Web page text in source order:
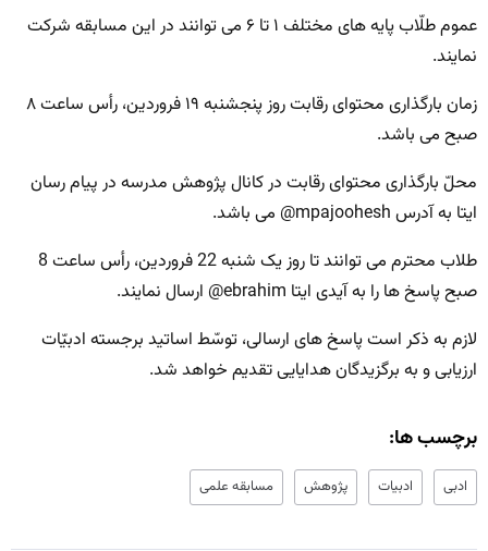
عموم طلّاب پایه های مختلف ۱ تا ۶ می توانند در این مسابقه شرکت
نمایند.
زمان بارگذاری محتوای رقابت روز پنجشنبه ۱۹ فروردین، رأس ساعت ۸
صبح می باشد.
محلّ بارگذاری محتوای رقابت در کانال پژوهش مدرسه در پیام رسان
ایتا به آدرس mpajoohesh@ می باشد.
طلاب محترم می توانند تا روز یک شنبه 22 فروردین، رأس ساعت 8
صبح پاسخ ها را به آیدی ایتا ebrahim@ ارسال نمایند.
لازم به ذکر است پاسخ های ارسالی، توسّط اساتید برجسته ادبیّات
ارزیابی و به برگزیدگان هدایایی تقدیم خواهد شد.
برچسب ها:
ادبی ادبیات پژوهش مسابقه علمی